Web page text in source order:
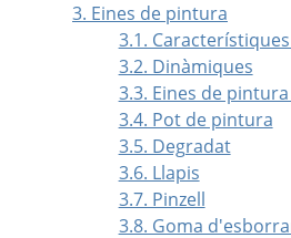
3. Eines de pintura
3.1.
3.2. Dinàmiques
3.3. Eines de
3.4. Pot de pintura
3.5. Degradat
3.6. Llapis
3.7. Pinzell
3.8. Goma